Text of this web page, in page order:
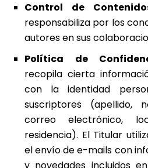
Control de
responsabiliza por los
autores en sus
Política de
recopila cierta
con la identidad
suscriptores (apellido,
correo electrónico,
residencia). El Titular
el envío de e-mails con